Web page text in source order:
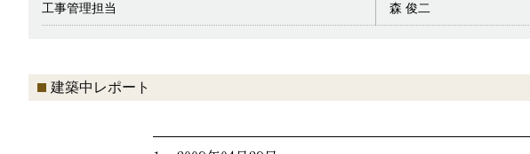
工事管理担当 森 俊二
建築中レポート